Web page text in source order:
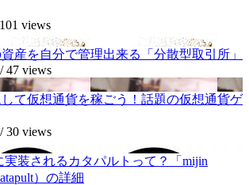
101 views
産を自分で管理出来る「分散型取引所」
/47 views
て仮想通貨を稼ごう！話題の仮想通貨ゲ
/30 views
実装されるカタパルトって？「mijin
）の詳細